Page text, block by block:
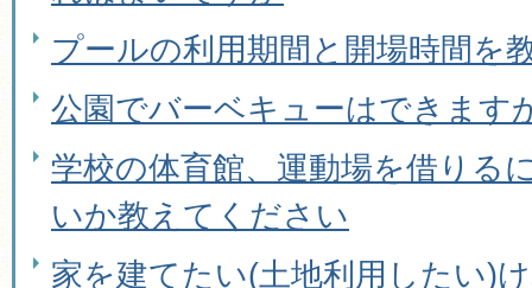
プールの利用期間と開場時間を
公園でバーベキューはできます
学校の体育館、運動場を借りる
いか教えてください
家を建てたい(土地利用したい)